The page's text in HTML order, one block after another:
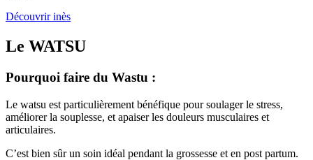
Découvrir inès
Le WATSU
Pourquoi faire du Wastu :
Le watsu est particulièrement bénéfique pour soulager le stress,
améliorer la souplesse, et apaiser les douleurs musculaires et
articulaires.
C’est bien sûr un soin idéal pendant la grossesse et en post partum.